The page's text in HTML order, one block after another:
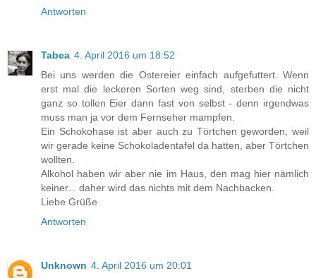
Antworten
Tabea 4. April 2016 um 18:52
Bei uns werden die Ostereier einfach aufgefuttert. Wenn
erst mal die leckeren Sorten weg sind, sterben die nicht
ganz so tollen Eier dann fast von selbst - denn irgendwas
muss man ja vor dem Fernseher mampfen.
Ein Schokohase ist aber auch zu Törtchen geworden, weil
wir gerade keine Schokoladentafel da hatten, aber Törtchen
wollten.
Alkohol haben wir aber nie im Haus, den mag hier nämlich
keiner... daher wird das nichts mit dem Nachbacken.
Liebe Grüße
Antworten
Unknown 4. April 2016 um 20:01